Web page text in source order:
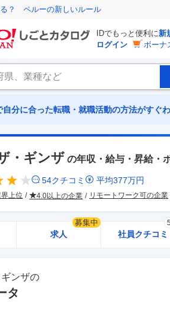
？ ペルーの新しいルール
IDでもっと便利に新
ログイン
ボーナ
自分に合った転職・就職活動の方法がすぐ
・ギンザ の年収・給与・昇給・
54クチコミ 平均377万円
上位 4.0以上の企業 リモートワーク可の企業
求人
募集中
社員クチコミ
ンザの
タ